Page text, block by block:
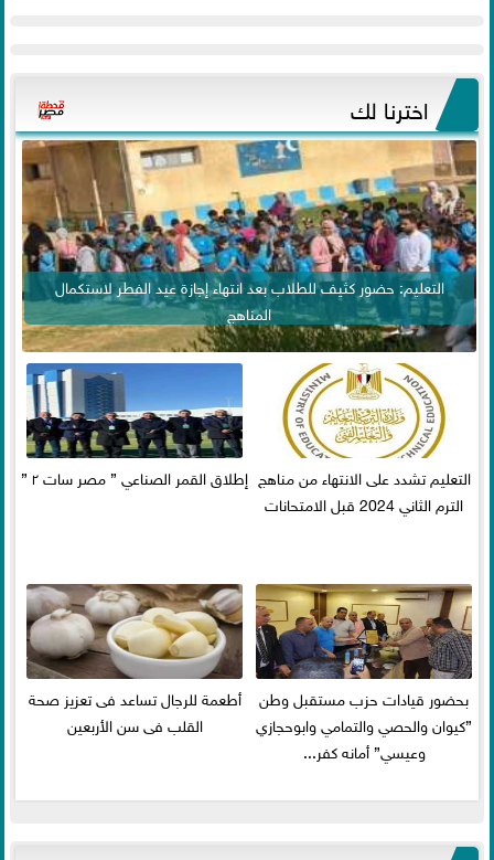
اخترنا لك
التعليم: حضور كثيف للطلاب بعد انتهاء إجازة عيد الفطر لاستكمال
المناهج
التعليم تشدد على الانتهاء من مناهج
الترم الثاني 2024 قبل الامتحانات
إطلاق القمر الصناعي ” مصر سات ٢ ”
بحضور قيادات حزب مستقبل وطن
”كيوان والحصي والتمامي وابوحجازي
وعيسي” أمانه كفر...
أطعمة للرجال تساعد فى تعزيز صحة
القلب فى سن الأربعين